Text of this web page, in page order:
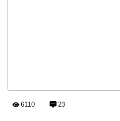
6110 23